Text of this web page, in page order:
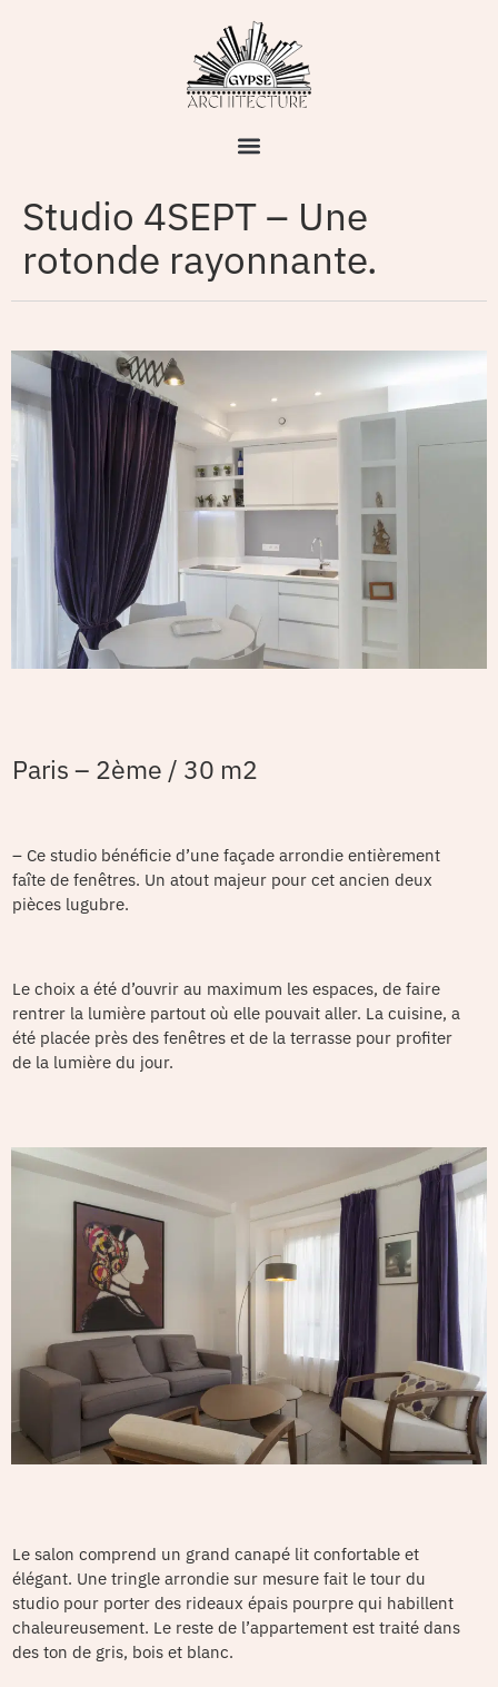
Studio 4SEPT – Une
rotonde rayonnante.
Paris – 2ème / 30 m2
– Ce studio bénéficie d’une façade arrondie entièrement
faîte de fenêtres. Un atout majeur pour cet ancien deux
pièces lugubre.
Le choix a été d’ouvrir au maximum les espaces, de faire
rentrer la lumière partout où elle pouvait aller. La cuisine, a
été placée près des fenêtres et de la terrasse pour profiter
de la lumière du jour.
Le salon comprend un grand canapé lit confortable et
élégant. Une tringle arrondie sur mesure fait le tour du
studio pour porter des rideaux épais pourpre qui habillent
chaleureusement. Le reste de l’appartement est traité dans
des ton de gris, bois et blanc.